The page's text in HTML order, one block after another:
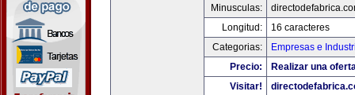
Minusculas:
Longitud:
16 caracteres
Categorias:
Empresas e
Precio:
Realizar una
Visitar!